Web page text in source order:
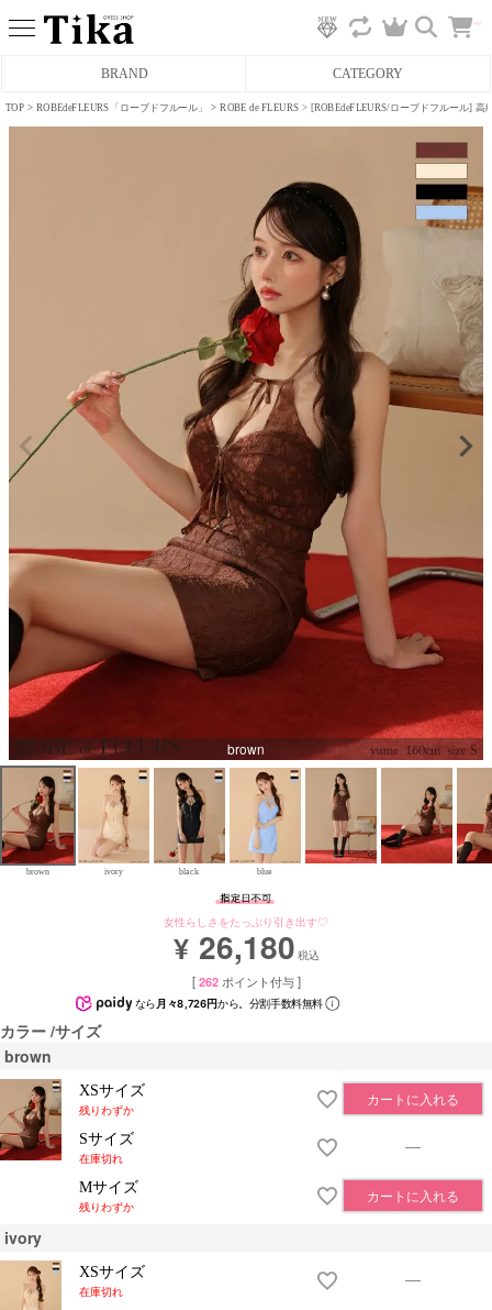
BRAND CATEGORY
ロングドレス
タイトロングドレス
バースデードレス
へ
TOP ROBEdeFLEURS「ローブドフルール」 ROBE de FLEURS [ROBEdeFLEURS/ローブドフルール]
brown
brown ivory black blue
女性らしさをたっぷり引き出す♡
¥ 26,180 税込
[ 262 ポイント付与 ]
なら 月々8,726円から。分割手数料無料
カラー サイズ
brown
XSサイズ
残りわずか
カートに入れる
Sサイズ
在庫切れ
—
Mサイズ
残りわずか
カートに入れる
ivory
XSサイズ
在庫切れ
—